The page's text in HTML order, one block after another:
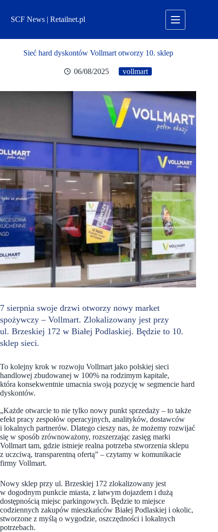
treściSCF News | Retailnet.pl
Sieć hard dyskontów Vollmart otworzy 10. sklep
06/08/2025 vollmart
7 sierpnia swoje drzwi otworzy nowy market
spożywczy – Vollmart. Zlokalizowany jest przy
ul. Brzeskiej 172 w Białej Podlaskiej. Będzie to 10.
sklep sieci.
To kolejny krok w rozwoju Vollmart jako polskiej sieci
handlowej zbudowanej w 100% na rodzimym kapitale,
która konsekwentnie umacnia swoją pozycję w segmencie hard
dyskontów.
„Każde otwarcie to nie tylko nowy punkt sprzedaży – to także
efekt pracy zespołów operacyjnych, analityków, dostawców
i lokalnych partnerów. Dlatego cieszy nas, że możemy rozwijać
się w sposób zrównoważony, rozszerzając zasięg marki
Vollmart tam, gdzie istnieje realna potrzeba stworzenia sklepu
z uczciwą, transparentną ofertą” – czytamy w komunikacie
firmy Vollmart.
Nowy sklep przy ul. Brzeskiej 172 zlokalizowany jest
w dogodnym punkcie miasta, z łatwym dojazdem i dużą
dostępnością miejsc parkingowych. Będzie to miejsce
codziennych zakupów mieszkańców Białej Podlaskiej i okolic,
stworzone z myślą o wygodzie, oszczędności i lokalnych
potrzebach.